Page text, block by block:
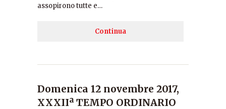
assopirono tutte e…
Continua
Domenica 12 novembre 2017,
XXXIIª TEMPO ORDINARIO